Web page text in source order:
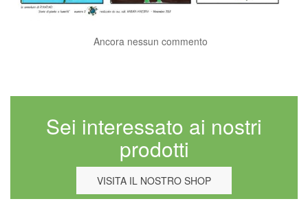
Ancora nessun commento
Sei interessato ai nostri
prodotti
VISITA IL NOSTRO SHOP